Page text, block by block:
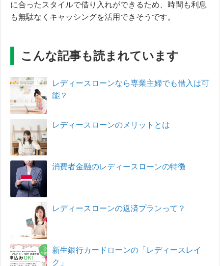
に合ったスタイルで借り入れができるため、時間も利息
も無駄なくキャッシングを活用できそうです。
こんな記事も読まれています
レディースローンなら専業主婦でも借入は可
能？
レディースローンのメリットとは
消費者金融のレディースローンの特徴
レディースローンの返済プランって？
新生銀行カードローンの「レディースレイ
ク」